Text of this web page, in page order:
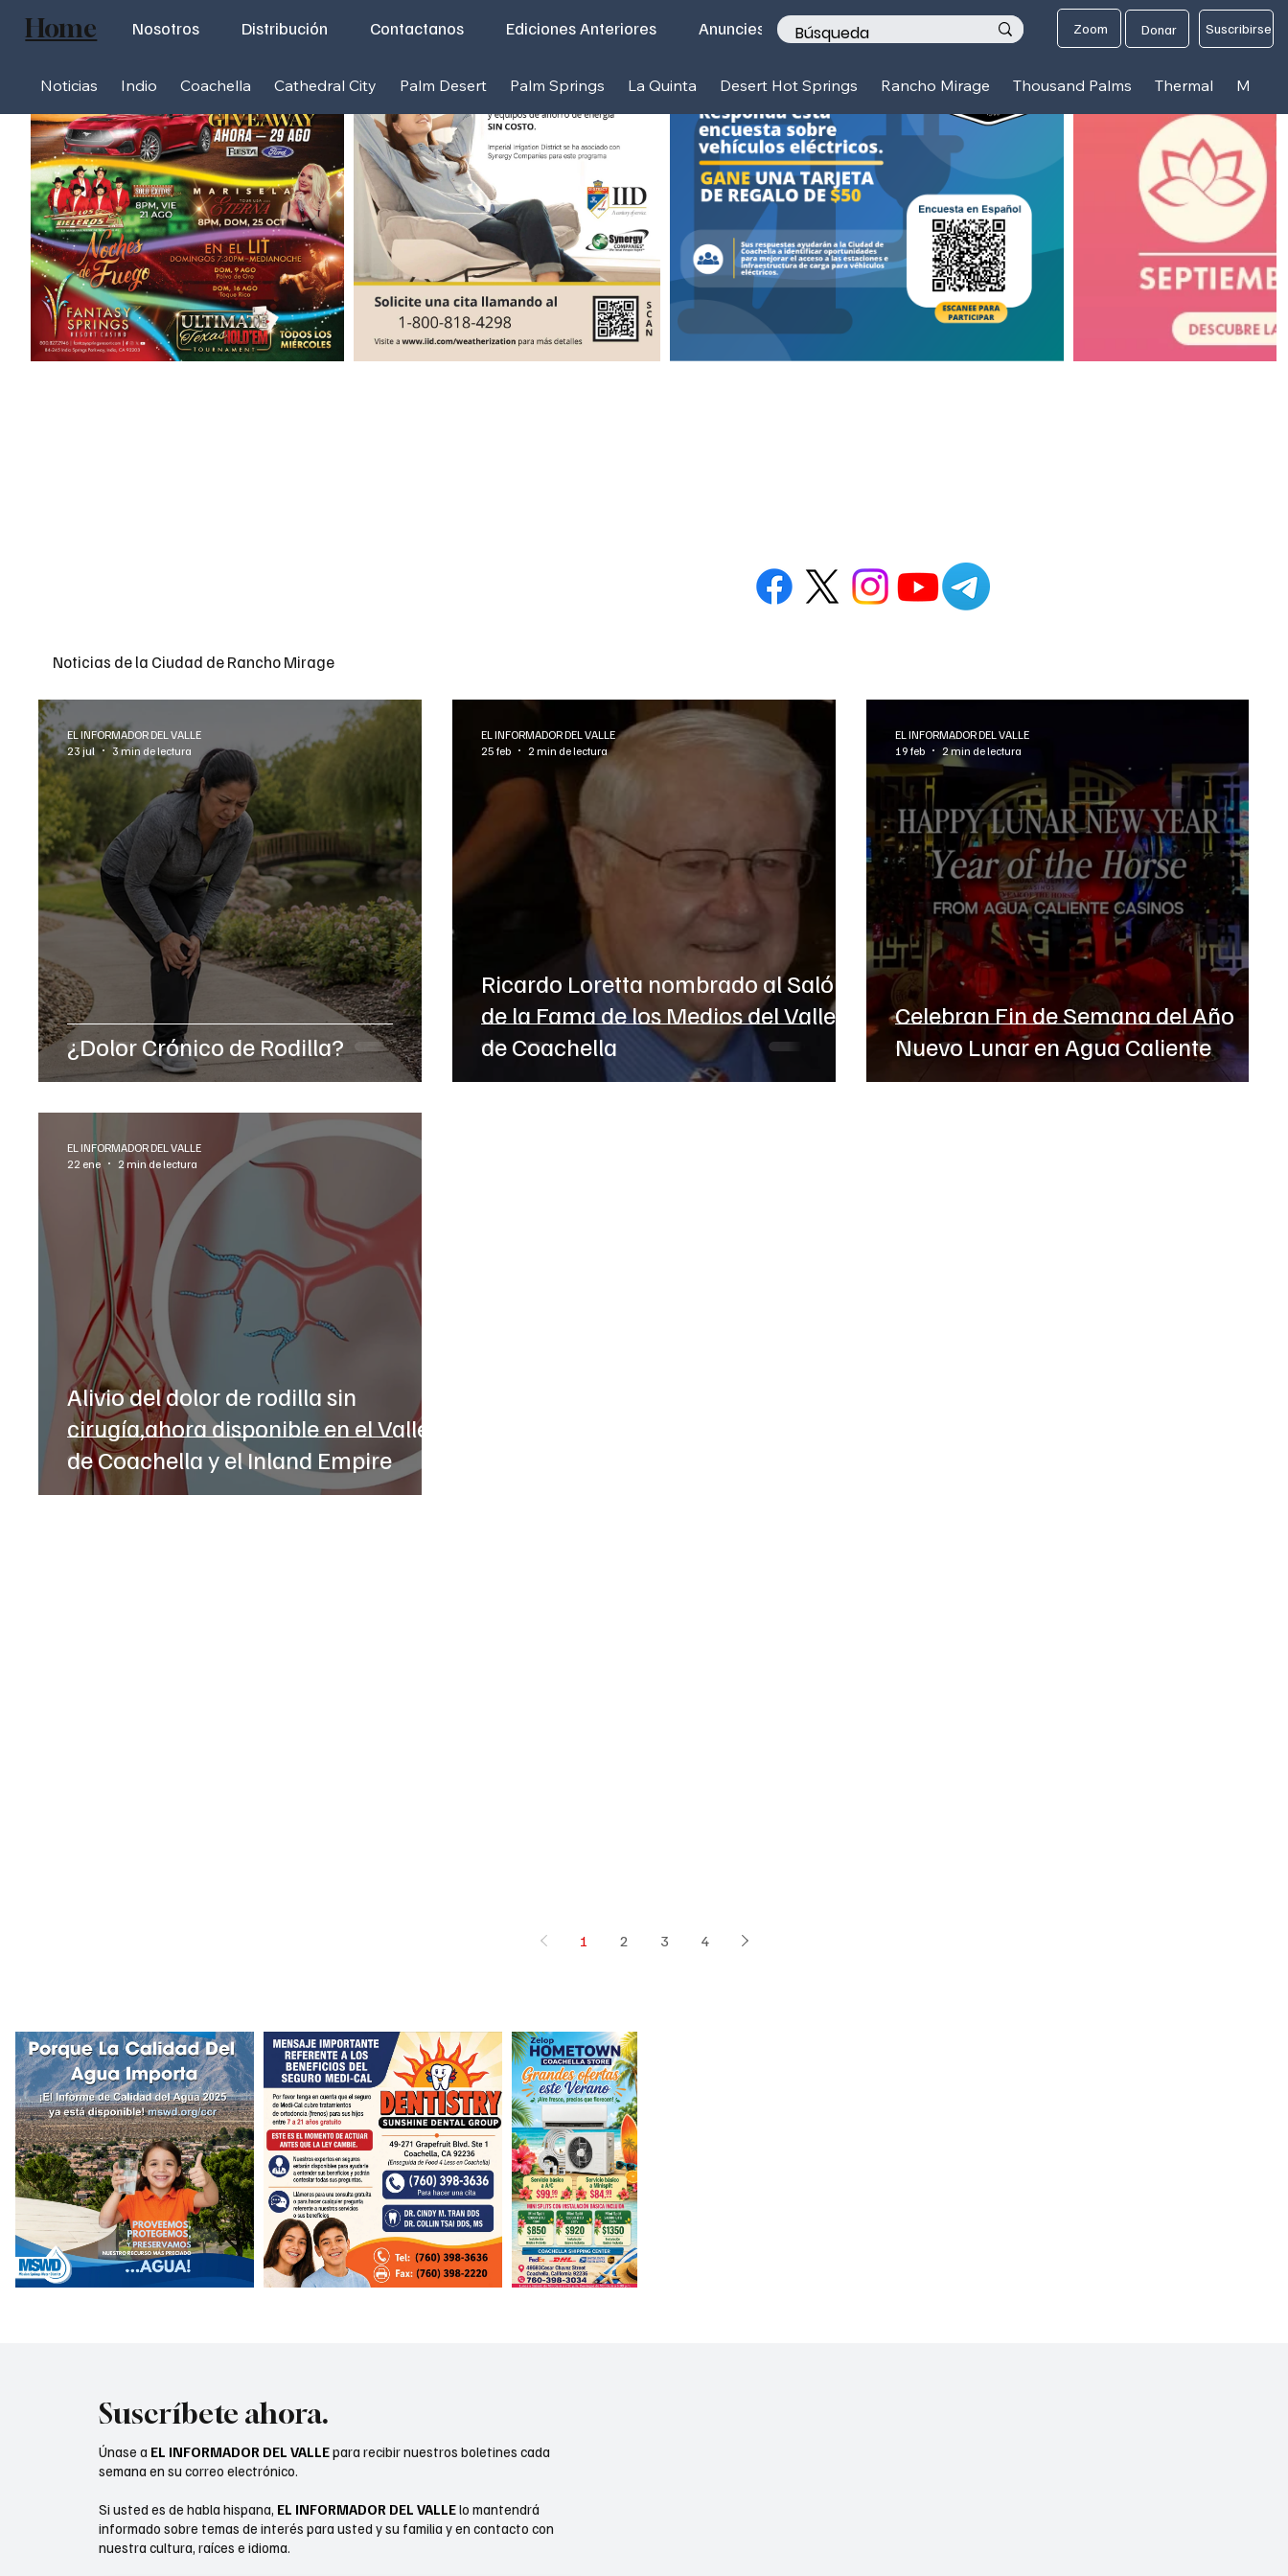
Noticias Indio Coachella Cathedral City Palm Desert Palm Springs La Quinta Desert Hot Springs Rancho Mirage Thousand Palms Thermal Mecca
Nosotros Distribución Contactanos Ediciones Anteriores Anunciese con nosotros Zoom Donar Suscribirse
Home
Noticias de la Ciudad de Rancho Mirage
¿Dolor Crónico de Rodilla?
EL INFORMADOR DEL VALLE
23 jul
3 min de lectura
Ricardo Loretta nombrado al Salón
de la Fama de los Medios del Valle
de Coachella
EL INFORMADOR DEL VALLE
25 feb
2 min de lectura
Celebran Fin de Semana del Año
Nuevo Lunar en Agua Caliente
EL INFORMADOR DEL VALLE
19 feb
2 min de lectura
Alivio del dolor de rodilla sin
cirugía,ahora disponible en el Valle
de Coachella y el Inland Empire
EL INFORMADOR DEL VALLE
22 ene
2 min de lectura
1 2 3 4
Suscríbete ahora.
Únase a EL INFORMADOR DEL VALLEpara recibir nuestros boletines cada
semana en su correo electrónico.
Si usted es de habla hispana, EL INFORMADOR DEL VALLElo mantendrá
informado sobre temas de interés para usted y su familia y en contacto con
nuestra cultura, raíces e idioma.